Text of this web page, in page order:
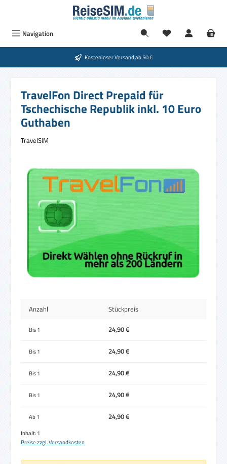
Zum Hauptinhalt springen
Navigation
Kostenloser Versand ab 50 €
TravelFon Direct Prepaid für
Tschechische Republik inkl. 10 Euro
Guthaben
TravelSIM
Bildergalerie überspringen
Anzahl Stückpreis
Bis1 24,90 €
Bis1 24,90 €
Bis1 24,90 €
Bis1 24,90 €
Ab1 24,90 €
Inhalt:1
Preise zzgl. Versandkosten